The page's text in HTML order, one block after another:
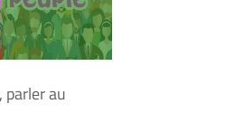
parler au